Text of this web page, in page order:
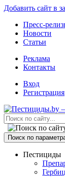
Добавить сайт в
Пресс-
Новости
Статьи
Реклама
Контакты
Вход
Регистрация
Поиск по
Пестициды